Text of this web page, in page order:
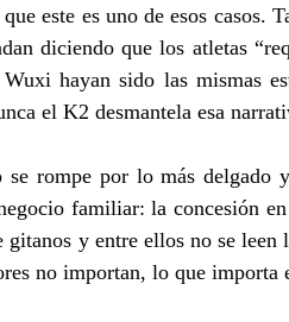
este es uno de esos casos.
diciendo que los atletas
hayan sido las mismas
el K2 desmantela esa
rompe por lo más delgado
familiar: la concesión
gitanos y entre ellos no se
no importan, lo que importa